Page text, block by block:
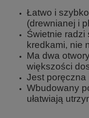
Łatwo i
(drewnianej i
Świetnie radzi
kredkami, nie
Ma dwa
większości
Jest poręczna
Wbudowany
ułatwiają